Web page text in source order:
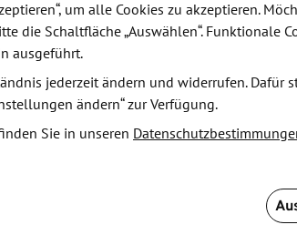
das SMEKUL und die WFS in
Landesamt für Umwelt und
Lösungen für Robotik im Obst-
und Weinbau" am 29. August 2023
neue Ansatzpunkte zur
um alle Cookies zu akzeptieren.
die Schaltfläche „Auswählen“. Funktionale
ausgeführt.
jederzeit ändern und widerrufen. Dafür
ändern“ zur Verfügung.
Sie in unseren